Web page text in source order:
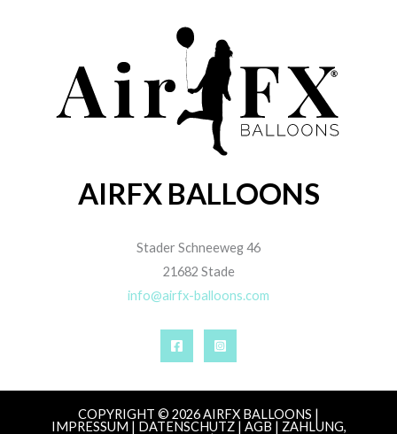
AIRFX BALLOONS
Stader Schneeweg 46
21682 Stade
info@airfx-balloons.com
COPYRIGHT © 2026 AIRFX BALLOONS |
IMPRESSUM | DATENSCHUTZ| AGB | ZAHLUNG,